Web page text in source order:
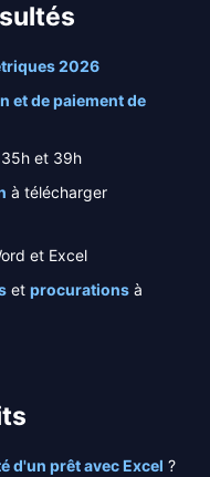
2026
et de paiement de
et 39h
à télécharger
et Excel
et procurations à
d'un prêt avec Excel ?